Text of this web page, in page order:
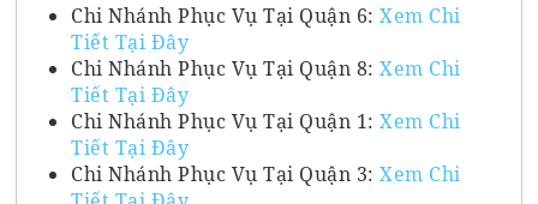
Chi Nhánh Phục Vụ Tại Quận 6:Xem Chi
Tiết Tại Đây
Chi Nhánh Phục Vụ Tại Quận 8:Xem Chi
Tiết Tại Đây
Chi Nhánh Phục Vụ Tại Quận 1: Xem Chi
Tiết Tại Đây
Chi Nhánh Phục Vụ Tại Quận 3:Xem Chi